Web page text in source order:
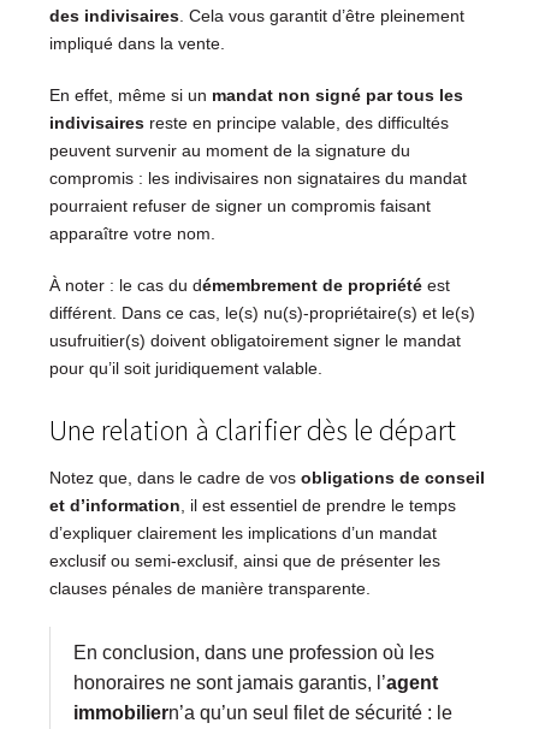
des indivisaires. Cela vous garantit d’être pleinement
impliqué dans la vente.
En effet, même si un mandat non signé par tous les
indivisairesreste en principe valable, des difficultés
peuvent survenir au moment de la signature du
compromis : les indivisaires non signataires du mandat
pourraient refuser de signer un compromis faisant
apparaître votre nom.
À noter : le cas du démembrement de propriétéest
différent. Dans ce cas, le(s) nu(s)-propriétaire(s) et le(s)
usufruitier(s) doivent obligatoirement signer le mandat
pour qu’il soit juridiquement valable.
Une relation à clarifier dès le départ
Notez que, dans le cadre de vos obligations de conseil
et d’information , il est essentiel de prendre le temps
d’expliquer clairement les implications d’un mandat
exclusif ou semi-exclusif, ainsi que de présenter les
clauses pénales de manière transparente.
En conclusion, dans une profession où les
honoraires ne sont jamais garantis, l’agent
immobiliern’a qu’un seul filet de sécurité : le